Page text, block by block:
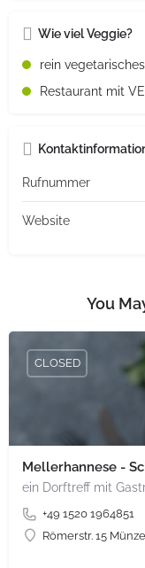
Wie viel Veggie?
Rufnummer
Website
You
Mellerhannese -
+49 1520 1964851
Römerstr. 15
CLOSED